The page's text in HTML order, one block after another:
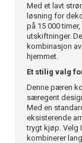
Med et lavt
løsning for
på 15 000
utskiftninger.
kombinasjon
hjemmet.
Et stilig valg
Denne pæren
særegent
Med en
eksisterende
trygt kjøp. Velg
kombinerer